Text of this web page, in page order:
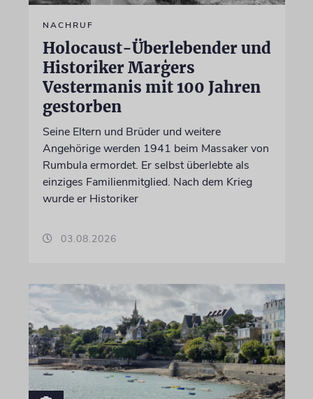
NACHRUF
Holocaust-Überlebender und
Historiker Marģers
Vestermanis mit 100 Jahren
gestorben
Seine Eltern und Brüder und weitere
Angehörige werden 1941 beim Massaker von
Rumbula ermordet. Er selbst überlebte als
einziges Familienmitglied. Nach dem Krieg
wurde er Historiker
03.08.2026